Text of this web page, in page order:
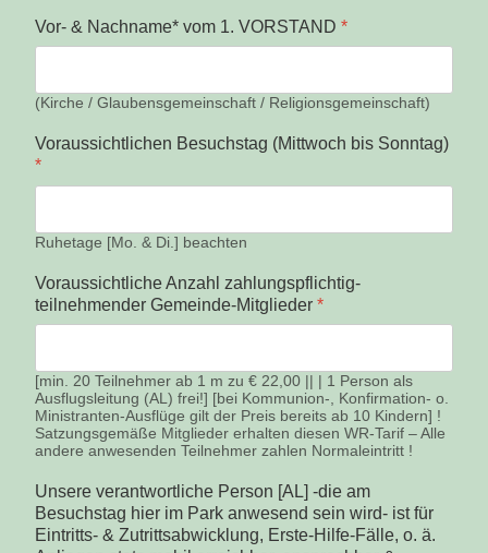
Vor- & Nachname* vom 1. VORSTAND *
(Kirche / Glaubensgemeinschaft / Religionsgemeinschaft)
Voraussichtlichen Besuchstag (Mittwoch bis Sonntag)
*
Ruhetage [Mo. & Di.] beachten
Voraussichtliche Anzahl zahlungspflichtig-
teilnehmender Gemeinde-Mitglieder *
[min. 20 Teilnehmer ab 1 m zu € 22,00 || | 1 Person als
Ausflugsleitung (AL) frei!] [bei Kommunion-, Konfirmation- o.
Ministranten-Ausflüge gilt der Preis bereits ab 10 Kindern] !
Satzungsgemäße Mitglieder erhalten diesen WR-Tarif – Alle
andere anwesenden Teilnehmer zahlen Normaleintritt !
Unsere verantwortliche Person [AL] -die am
Besuchstag hier im Park anwesend sein wird- ist für
Eintritts- & Zutrittsabwicklung, Erste-Hilfe-Fälle, o. ä.